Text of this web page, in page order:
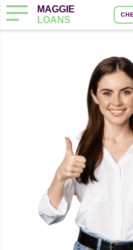
MAGGIE
LOANS